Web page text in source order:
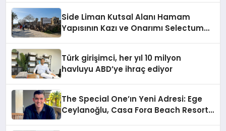
Side Liman Kutsal Alanı Hamam
Yapısının Kazı ve Onarımı Selectum
Türk girişimci, her yıl 10 milyon
havluyu ABD’ye ihraç ediyor
The Special One’ın Yeni Adresi: Ege
Ceylanoğlu, Casa Fora Beach Resort